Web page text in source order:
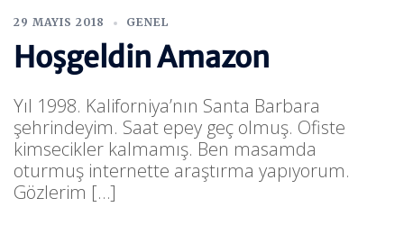
29 MAYIS 2018 GENEL
Hoşgeldin Amazon
Yıl 1998. Kaliforniya’nın Santa Barbara
şehrindeyim. Saat epey geç olmuş. Ofiste
kimsecikler kalmamış. Ben masamda
oturmuş internette araştırma yapıyorum.
Gözlerim […]